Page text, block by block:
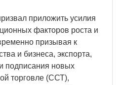
приложить усилия
факторов роста и
призывая к
и бизнеса, экспорта,
подписания новых
торговле (ССТ),